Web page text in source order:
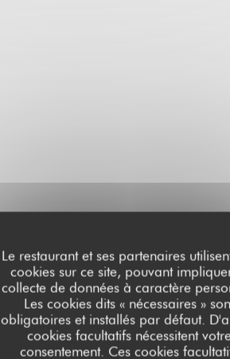
Le restaurant et ses partenaires
cookies sur ce site, pouvant
collecte de données à caractère
Les cookies dits « nécessaires »
obligatoires et installés par défaut.
cookies facultatifs nécessitent
consentement. Ces cookies